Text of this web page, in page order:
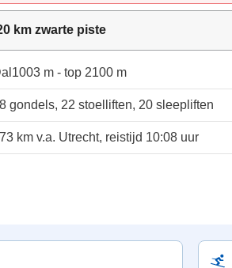
km zwarte piste
m - top 2100 m
gondels, 22 stoelliften, 20 sleepliften
km v.a. Utrecht, reistijd 10:08 uur